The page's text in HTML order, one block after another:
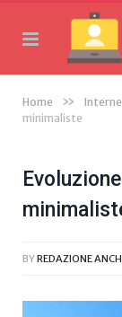
Home »
minimaliste
BYREDAZIONE